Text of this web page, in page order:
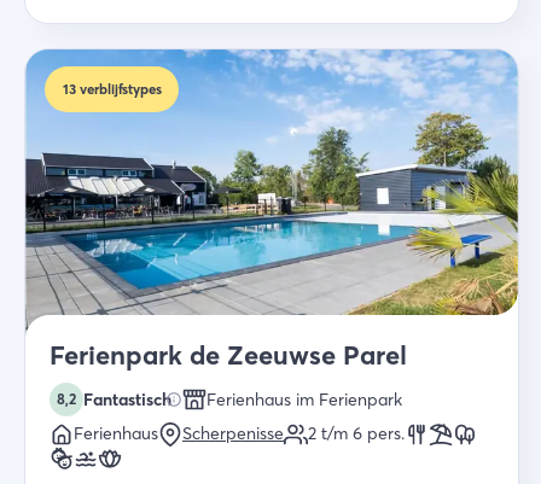
13 verblijfstypes
Ferienpark de Zeeuwse Parel
8,2 Fantastisch
Ferienhaus im Ferienpark
Ferienhaus
Scherpenisse 2 t/m 6 pers.